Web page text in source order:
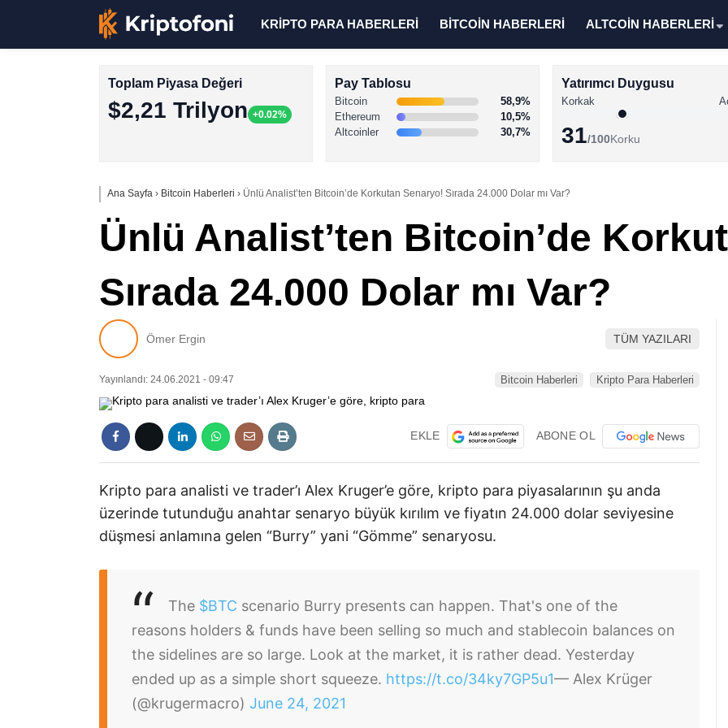
KRİPTO PARA HABERLERİ BİTCOİN HABERLERİ ALTCOİN HABERLERİ
Toplam Piyasa Değeri
$2,21 Trilyon +0.02%
Pay Tablosu
Bitcoin
58,9%
Ethereum
10,5%
Altcoinler
30,7%
Yatırımcı Duygusu
Korkak
31/100Korku
Ana Sayfa › Bitcoin Haberleri › Ünlü Analist’ten Bitcoin’de Korkutan Senaryo! Sırada 24.000 Dolar mı Var?
Ünlü Analist’ten Bitcoin’de
Sırada 24.000 Dolar mı Var?
Ömer Ergin TÜM YAZILARI
Yayınlandı: 24.06.2021 - 09:47 Bitcoin Haberleri Kripto Para Haberleri
EKLE ABONE OL
Kripto para analisti ve trader’ı Alex Kruger’e göre, kripto para piyasalarının şu anda
üzerinde tutunduğu anahtar senaryo büyük kırılım ve fiyatın 24.000 dolar seviyesine
düşmesi anlamına gelen “Burry” yani “Gömme” senaryosu.
The $BTC scenario Burry presents can happen. That's one of the
reasons holders & funds have been selling so much and stablecoin balances on
the sidelines are so large. Look at the market, it is rather dead. Yesterday
ended up as a simple short squeeze. https://t.co/34ky7GP5u1— Alex Krüger
(@krugermacro) June 24, 2021